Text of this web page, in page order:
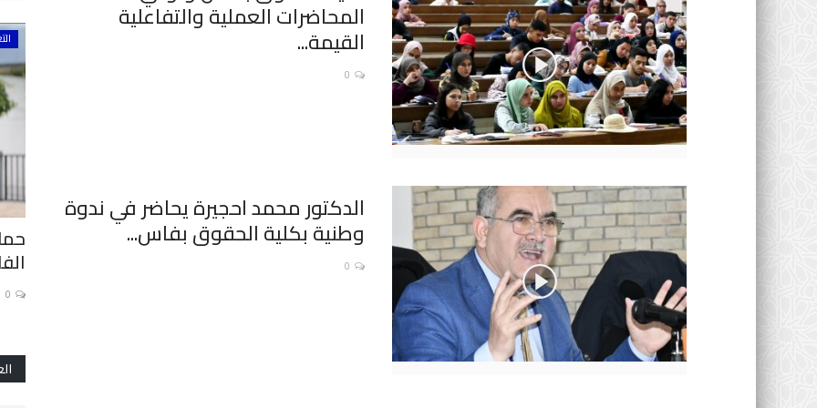
المحاضرات العملية والتفاعلية
القيمة...
0
الدكتور محمد احجيرة يحاضر في ندوة
وطنية بكلية الحقوق بفاس...
0
0
تقارير
تسع كيلوغرامات من الشيرا ونصف كيلو
مديريات إقليمية
جمعية أجيال للتربية والتنمية المستدامة
تنظم أنشطة توعوية...